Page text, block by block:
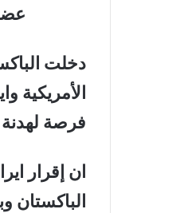
دخلت
الأمريكية
فرصة
ان إقرار
الباكستان